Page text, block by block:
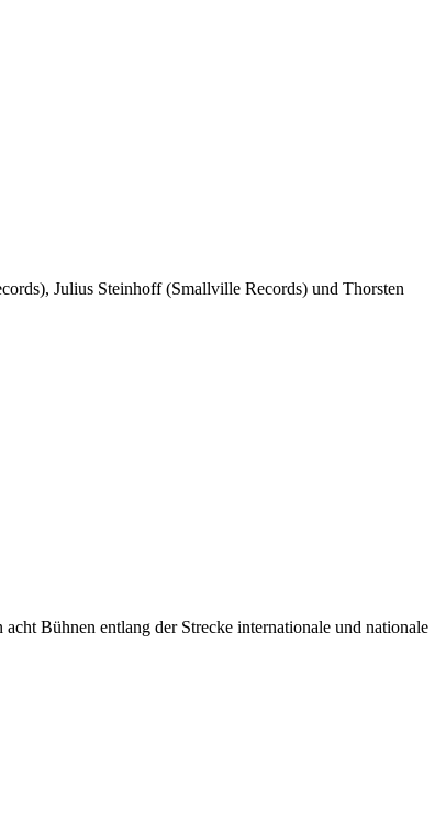
Julius Steinhoff (Smallville Records) und Thorsten
Bühnen entlang der Strecke internationale und nationale